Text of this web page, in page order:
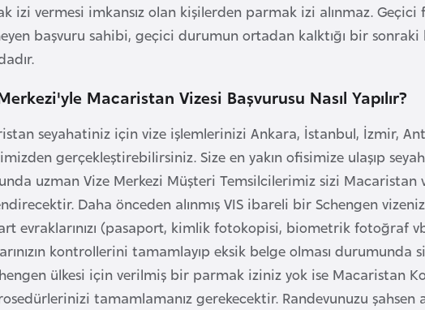
izi vermesi imkansız olan kişilerden parmak izi alınmaz.
başvuru sahibi, geçici durumun ortadan kalktığı bir
Macaristan Vizesi Başvurusu Nasıl Yapılır?
seyahatiniz için vize işlemlerinizi Ankara, İstanbul, İzmir,
gerçekleştirebilirsiniz. Size en yakın ofisimize ulaşıp
uzman Vize Merkezi Müşteri Temsilcilerimiz sizi
Daha önceden alınmış VIS ibareli bir Schengen
evraklarınızı (pasaport, kimlik fotokopisi, biometrik fotoğraf
kontrollerini tamamlayıp eksik belge olması
ülkesi için verilmiş bir parmak iziniz yok ise Macaristan
tamamlamanız gerekecektir. Randevunuzu